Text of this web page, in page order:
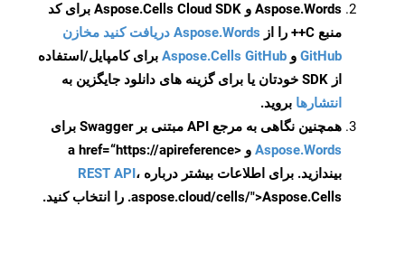
Aspose.Words و Aspose.Cells Cloud SDK برای کد
منبع C++ را از
Aspose.Words دریافت کنید مخازن
GitHub و Aspose.Cells GitHub برای کامپایل/استفاده
از SDK خودتان یا برای گزینه های دانلود جایگزین به
انتشارها بروید.
همچنین نگاهی به مرجع API مبتنی بر Swagger برای
Aspose.Words
و <a href=“https://apireference
بیندازید. برای اطلاعات بیشتر درباره REST API،
.aspose.cloud/cells/">Aspose.Cells را انتخاب کنید.